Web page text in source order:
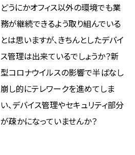
どうにかオフィス以外の環境でも業
務が継続できるよう取り組んでいる
とは思いますが、きちんとしたデバイ
ス管理は出来ているでしょうか？新
型コロナウイルスの影響で半ばなし
崩し的にテレワークを進めてしま
い、デバイス管理やセキュリティ部分
が疎かになっていませんか？